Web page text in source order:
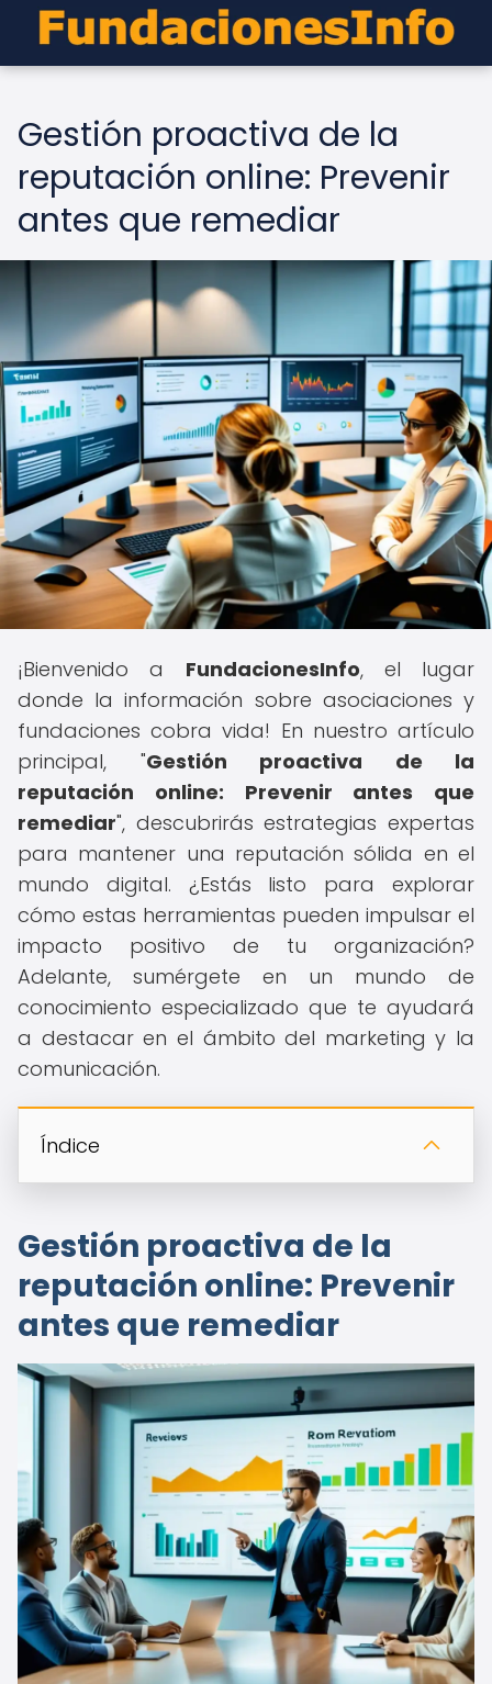
Gestión proactiva de la
reputación online: Prevenir
antes que remediar
¡Bienvenido a FundacionesInfo, el lugar
donde la información sobre asociaciones y
fundaciones cobra vida! En nuestro artículo
principal, "Gestión proactiva de la
reputación online: Prevenir antes que
remediar", descubrirás estrategias expertas
para mantener una reputación sólida en el
mundo digital. ¿Estás listo para explorar
cómo estas herramientas pueden impulsar el
impacto positivo de tu organización?
Adelante, sumérgete en un mundo de
conocimiento especializado que te ayudará
a destacar en el ámbito del marketing y la
comunicación.
Índice
Gestión proactiva de la
reputación online: Prevenir
antes que remediar